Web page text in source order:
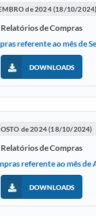
de 2024 (18/10/2024)
Relatórios de Compras
referente ao mês de
DOWNLOADS
de 2024 (18/10/2024)
Relatórios de Compras
referente ao mês
DOWNLOADS